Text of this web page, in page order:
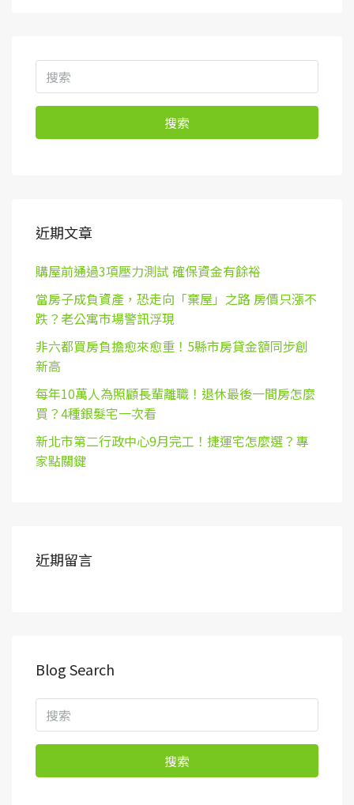
搜索
近期文章
購屋前通過3項壓力測試 確保資金有餘裕
當房子成負資產，恐走向「棄屋」之路 房價只漲不
跌？老公寓市場警訊浮現
非六都買房負擔愈來愈重！5縣市房貸金額同步創
新高
每年10萬人為照顧長輩離職！退休最後一間房怎麼
買？4種銀髮宅一次看
新北市第二行政中心9月完工！捷運宅怎麼選？專
家點關鍵
近期留言
Blog Search
搜索